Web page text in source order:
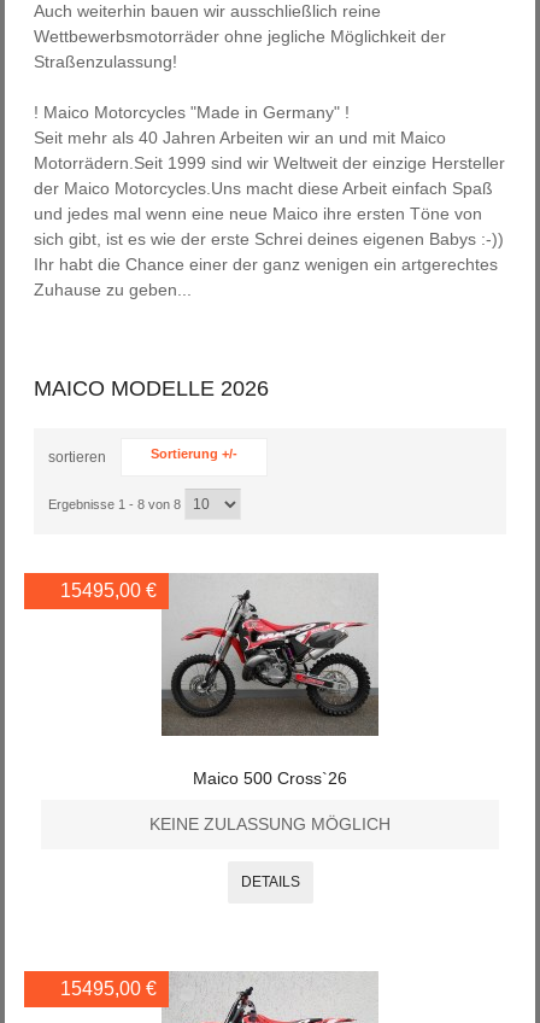
Auch weiterhin bauen wir ausschließlich reine
Wettbewerbsmotorräder ohne jegliche Möglichkeit der
Straßenzulassung!
! Maico Motorcycles "Made in Germany" !
Seit mehr als 40 Jahren Arbeiten wir an und mit Maico
Motorrädern.Seit 1999 sind wir Weltweit der einzige Hersteller
der Maico Motorcycles.Uns macht diese Arbeit einfach Spaß
und jedes mal wenn eine neue Maico ihre ersten Töne von
sich gibt, ist es wie der erste Schrei deines eigenen Babys :-))
Ihr habt die Chance einer der ganz wenigen ein artgerechtes
Zuhause zu geben...
MAICO MODELLE 2026
sortieren Sortierung +/-
Ergebnisse 1 - 8 von 8
15495,00 €
Maico 500 Cross`26
KEINE ZULASSUNG MÖGLICH
DETAILS
15495,00 €